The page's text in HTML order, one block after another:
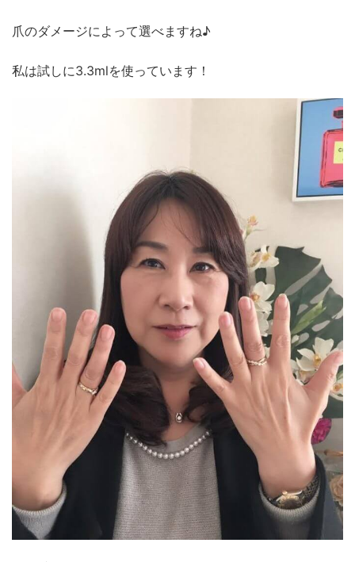
爪のダメージによって選べますね♪
私は試しに3.3mlを使っています！